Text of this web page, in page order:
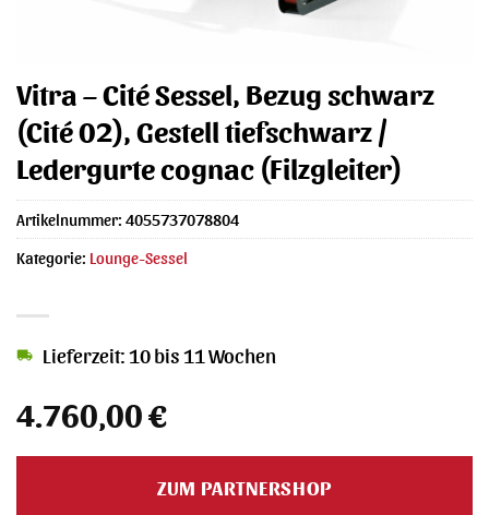
Vitra – Cité Sessel, Bezug schwarz
(Cité 02), Gestell tiefschwarz /
Ledergurte cognac (Filzgleiter)
4.760,00€
Lieferzeit: 10 bis 11 Wochen
ZUM PARTNERSHOP
Artikelnummer: 4055737078804
Kategorie: Lounge-Sessel